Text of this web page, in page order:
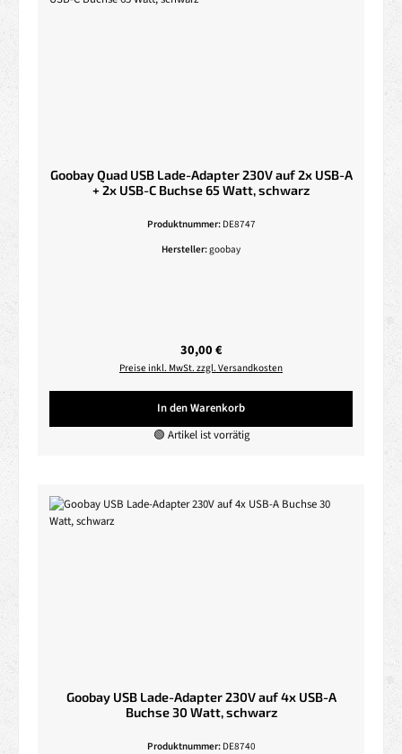
Goobay Quad USB Lade-Adapter 230V auf 2x USB-A
+ 2x USB-C Buchse 65 Watt, schwarz
Produktnummer: DE8747
Hersteller:goobay
Regulärer Preis:
30,00 €
Preise inkl. MwSt. zzgl. Versandkosten
In den Warenkorb
🟢 Artikel ist vorrätig
Goobay USB Lade-Adapter 230V auf 4x USB-A
Buchse 30 Watt, schwarz
Produktnummer: DE8740